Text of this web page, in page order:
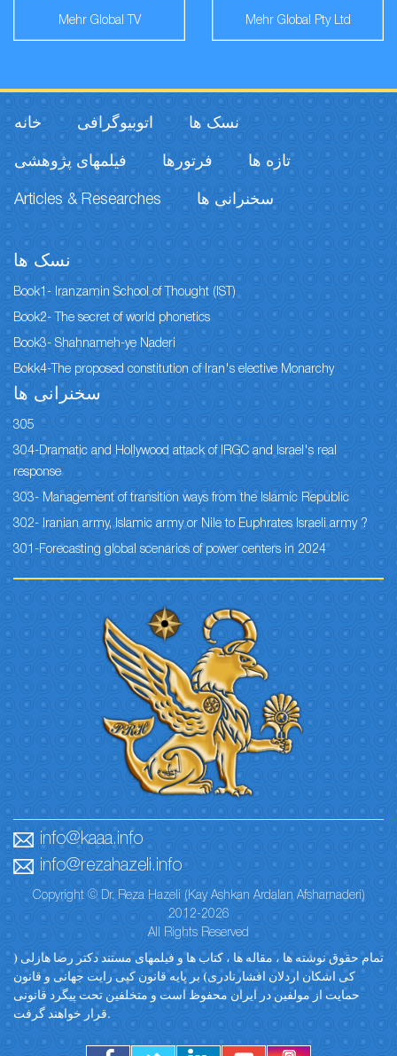
Mehr Global TV Mehr Global Pty Ltd
خانه اتوبیوگرافی نسک ها
فیلمهای پژوهشی فرتورها تازه ها
Articles & Researches سخنرانی ها
نسک ها
Book1- Iranzamin School of Thought (IST)
Book2- The secret of world phonetics
Book3- Shahnameh-ye Naderi
Bokk4-The proposed constitution of Iran's elective Monarchy
سخنرانی ها
305
304-Dramatic and Hollywood attack of IRGC and Israel's real
response
303- Management of transition ways from the Islamic Republic
302- Iranian army, Islamic army or Nile to Euphrates Israeli army ?
301-Forecasting global scenarios of power centers in 2024
info@kaaa.info
info@rezahazeli.info
Copyright © Dr. Reza Hazeli (Kay Ashkan Ardalan Afsharnaderi)
2012-2026
All Rights Reserved
تمام حقوق نوشته ها ، مقاله ها ، کتاب ها و فیلمهای مستند دکتر رضا هازلی (
کی اشکان اردلان افشارنادری) بر پایه قانون کپی رایت جهانی و قانون
حمایت از مولفین در ایران محفوظ است و متخلفین تحت پیگرد قانونی
قرار خواهند گرفت.